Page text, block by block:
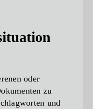
oder
zu
und